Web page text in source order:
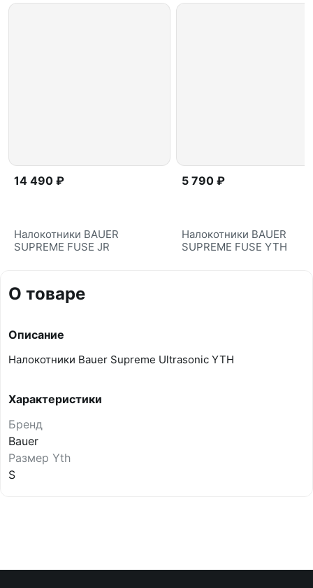
14 490 ₽
Налокотники BAUER
SUPREME FUSE JR
5 790 ₽
Налокотники BAUER
SUPREME FUSE YTH
О товаре
Описание
Налокотники Bauer Supreme Ultrasonic YTH
Характеристики
Бренд
Bauer
Размер Yth
S